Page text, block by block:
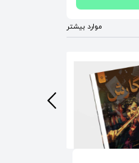
موارد بیشتر